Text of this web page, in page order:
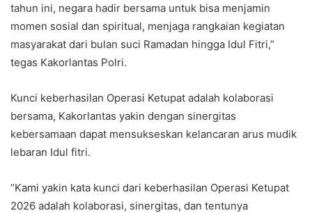
tahun ini, negara hadir bersama untuk bisa menjamin
momen sosial dan spiritual, menjaga rangkaian kegiatan
masyarakat dari bulan suci Ramadan hingga Idul Fitri,”
tegas Kakorlantas Polri.
Kunci keberhasilan Operasi Ketupat adalah kolaborasi
bersama, Kakorlantas yakin dengan sinergitas
kebersamaan dapat mensukseskan kelancaran arus mudik
lebaran Idul fitri.
“Kami yakin kata kunci dari keberhasilan Operasi Ketupat
2026 adalah kolaborasi, sinergitas, dan tentunya